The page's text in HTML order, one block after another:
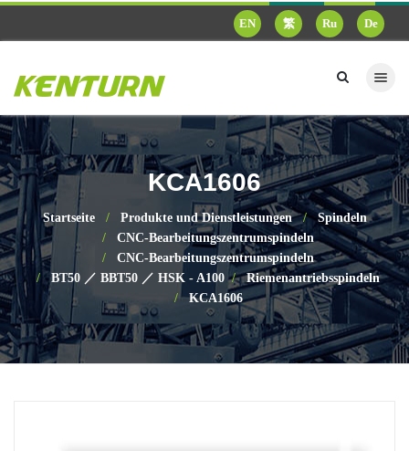
EN 繁 Ru De
KCA1606
Startseite Produkte und Dienstleistungen
Spindeln
CNC-Bearbeitungszentrumspindeln
CNC-Bearbeitungszentrumspindeln
BT50 ／ BBT50 ／ HSK - A100
Riemenantriebsspindeln
KCA1606